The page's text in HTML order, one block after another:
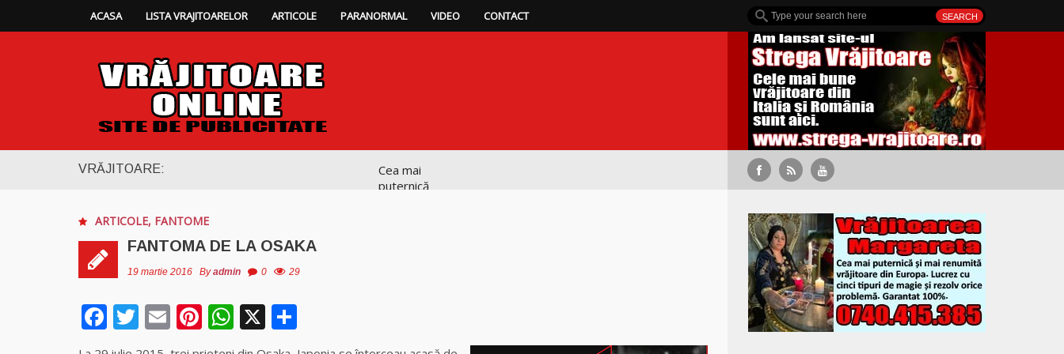
ACASA LISTA VRAJITOARELOR ARTICOLE PARANORMAL VIDEO CONTACT
VRĂJITOARE:
Cea mai
puternică
ARTICOLE, FANTOME
FANTOMA DE LA OSAKA
19 martie 2016 Byadmin 0 29
Facebook
Twitter
EmailPinterest
WhatsApp
X